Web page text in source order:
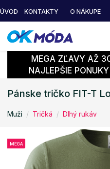
ÚVOD KONTAKTY O NÁKUPE
MEGA ZĽAVY AŽ
NAJLEPŠIE
Pánske tričko FIT-T
Muži Tričká Dlhý rukáv
MEGA